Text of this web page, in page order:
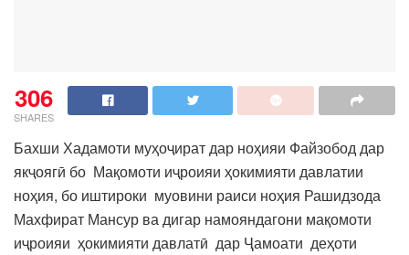
306
SHARES
Бахши Хадамоти муҳоҷират дар ноҳияи Файзобод дар
якҷоягӣ бо Мақомоти иҷроияи ҳокимияти давлатии
ноҳия, бо иштироки муовини раиси ноҳия Рашидзода
Махфират Мансур ва дигар намояндагони мақомоти
иҷроияи ҳокимияти давлатӣ дар Ҷамоати деҳоти